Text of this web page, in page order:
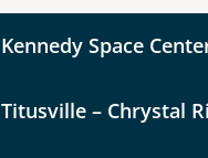
Merkliste
Keine Reisen
Facebook
X
Kennedy Space
Titusville – Chrystal